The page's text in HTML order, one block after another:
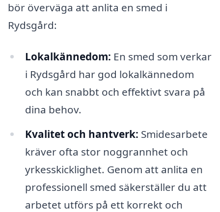
bör överväga att anlita en smed i
Rydsgård:
Lokalkännedom: En smed som verkar
i Rydsgård har god lokalkännedom
och kan snabbt och effektivt svara på
dina behov.
Kvalitet och hantverk: Smidesarbete
kräver ofta stor noggrannhet och
yrkesskicklighet. Genom att anlita en
professionell smed säkerställer du att
arbetet utförs på ett korrekt och